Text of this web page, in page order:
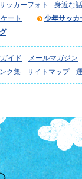
ッカーフォト
身近な
ート
少年サッカ
イド メールマガジン
ク集 サイトマップ